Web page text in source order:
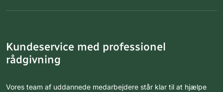
Kundeservice med professionel
rådgivning
Vores team af uddannede medarbejdere står klar til at hjælpe